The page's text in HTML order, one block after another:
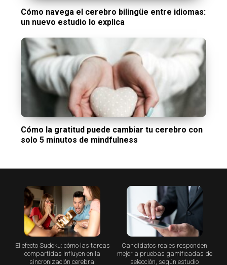
Cómo navega el cerebro bilingüe entre idiomas:
un nuevo estudio lo explica
Cómo la gratitud puede cambiar tu cerebro con
solo 5 minutos de mindfulness
El efecto Sudoku: cómo las tareas
compartidas influyen en la
sincronización cerebral
Candidatos reales responden
mejor a pruebas gamificadas de
selección, según estudio